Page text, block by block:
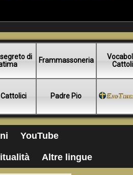
di
Frammassoneria
Cattolici Padre Pio
YouTube
Altre lingue